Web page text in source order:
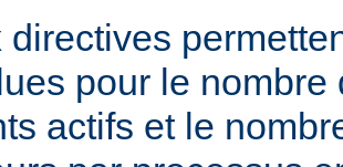
directives
pour le nombre
actifs et le